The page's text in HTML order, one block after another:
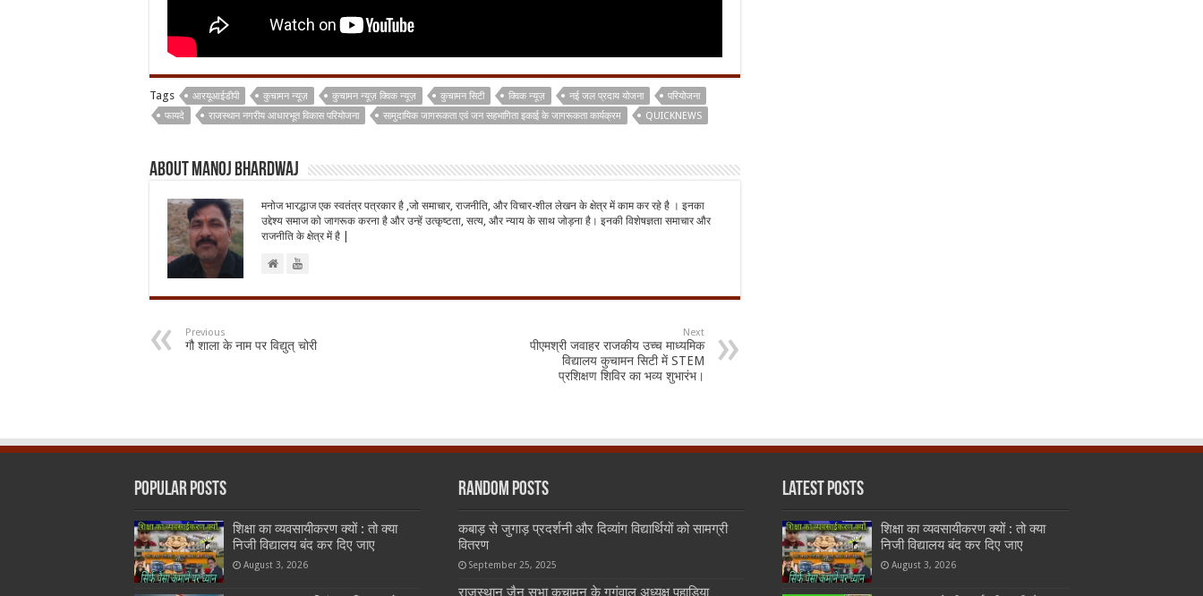
Tags आरयूआईडीपी कुचामन न्यूज़ कुचामन न्यूज़ क्विक न्यूज़ कुचामन सिटी क्विक न्यूज़ नई जल प्रदाय योजना
परियोजना
फायदे
राजस्थान नगरीय आधारभूत विकास परियोजना सामुदायिक जागरूकता एवं जन सहभागिता इकाई के जागरूकता कार्यक्रम QUICKNEWS
About Manoj Bhardwaj
मनोज भारद्धाज एक स्वतंत्र पत्रकार है ,जो समाचार, राजनीति, और विचार-शील लेखन के क्षेत्र में काम कर रहे है । इनका
उद्देश्य समाज को जागरूक करना है और उन्हें उत्कृष्टता, सत्य, और न्याय के साथ जोड़ना है। इनकी विशेषज्ञता समाचार और
राजनीति के क्षेत्र में है |
Previous
गौ शाला के नाम पर विद्युत् चोरी
Next
पीएमश्री जवाहर राजकीय उच्च माध्यमिक
विद्यालय कुचामन सिटी में STEM
प्रशिक्षण शिविर का भव्य शुभारंभ।
Popular Posts
शिक्षा का व्यवसायीकरण क्यों : तो क्या
निजी विद्यालय बंद कर दिए जाए
August 3, 2026
Random Posts
कबाड़ से जुगाड़ प्रदर्शनी और दिव्यांग विद्यार्थियों को सामग्री
वितरण
September 25, 2025
Latest Posts
शिक्षा का व्यवसायीकरण क्यों : तो क्या
निजी विद्यालय बंद कर दिए जाए
August 3, 2026